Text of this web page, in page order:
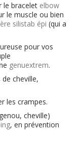
le bracelet elbow
le muscle ou bien
silistab épi (qui a
pour vos
genuextrem.
cheville,
les crampes.
cheville)
, en prévention